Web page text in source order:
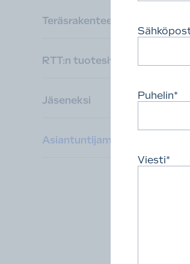
Teräsrakenteet
RTT:n tuotesivustot
Jäseneksi
Asiantuntijamme
Puhelin*
Viesti*